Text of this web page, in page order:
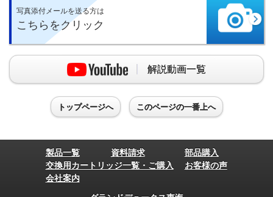
写真添付メールを送る方は
こちらをクリック
解説動画一覧
トップページへ このページの一番上へ
製品一覧 資料請求
部品購入
交換用カートリッジ一覧・ご購入
お客様の声
会社案内